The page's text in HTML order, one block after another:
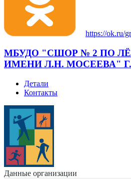
https://ok.ru/
МБУДО "СШОР № 2 ПО
ИМЕНИ Л.Н. МОСЕЕВА"
Детали
Контакты
Данные организации